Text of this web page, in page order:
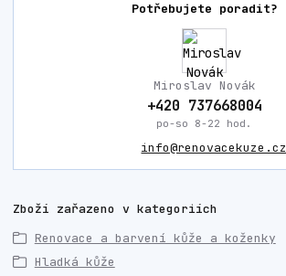
Potřebujete poradit?
Miroslav Novák
+420 737668004
po-so 8-22 hod.
info@renovacekuze.cz
Zboží zařazeno v kategoriích
Renovace a barvení kůže a koženky
Hladká kůže